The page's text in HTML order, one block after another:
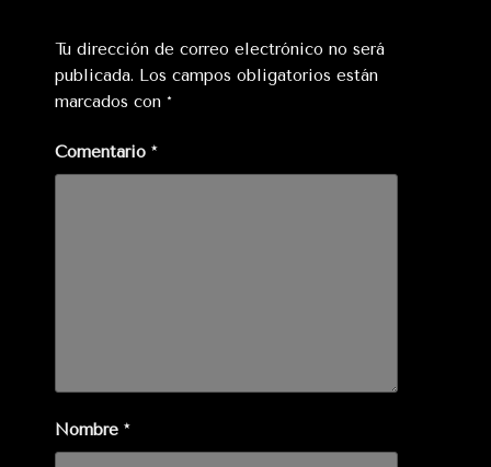
Tu dirección de correo electrónico no será
publicada. Los campos obligatorios están
marcados con *
Comentario *
Nombre *